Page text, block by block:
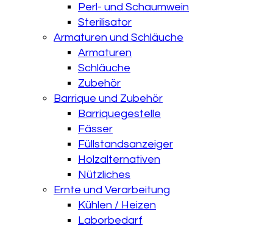
Perl- und Schaumwein
Sterilisator
Armaturen und Schläuche
Armaturen
Schläuche
Zubehör
Barrique und Zubehör
Barriquegestelle
Fässer
Füllstandsanzeiger
Holzalternativen
Nützliches
Ernte und Verarbeitung
Kühlen / Heizen
Laborbedarf